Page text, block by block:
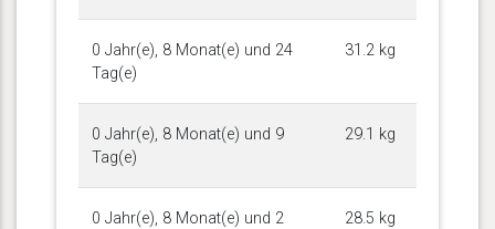
0 Jahr(e), 8 Monat(e) und 24
Tag(e)
31.2 kg
0 Jahr(e), 8 Monat(e) und 9
Tag(e)
29.1 kg
0 Jahr(e), 8 Monat(e) und 2
28.5 kg